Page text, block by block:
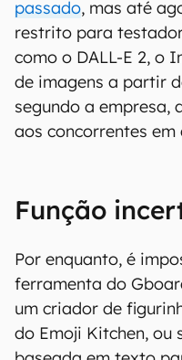
passado, mas até
restrito para
como o DALL-E 2, o
de imagens a partir
segundo a empresa,
aos concorrentes
Função
Por enquanto, é
ferramenta do
um criador de
do Emoji Kitchen, ou